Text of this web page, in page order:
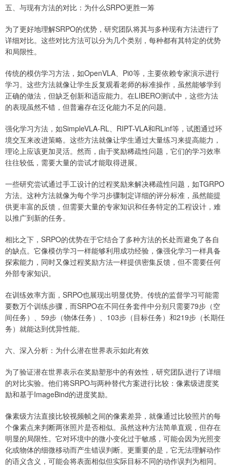
五、与现有方法的对比：为什么SRPO更胜一筹
为了更好地理解SRPO的优势，研究团队将其与多种现有方法进行了
详细对比。这些对比方法可以分为几个类别，每种都有其特定的优势
和局限性。
传统的模仿学习方法，如OpenVLA、Pi0等，主要依赖专家演示进行
学习。这些方法就像让学生反复观看老师的标准操作，虽然能够学到
正确的做法，但缺乏创新和适应能力。在LIBERO测试中，这些方法
的表现虽然不错，但普遍存在泛化能力不足的问题。
强化学习方法，如SimpleVLA-RL、RIPT-VLA和RLinf等，试图通过环
境交互来改进策略。这些方法就像让学生通过大量练习来提高能力，
理论上应该更加灵活。然而，由于奖励稀疏性问题，它们的学习效率
往往较低，需要大量的尝试才能取得进展。
一些研究尝试通过手工设计的过程奖励来解决稀疏性问题，如TGRPO
方法。这种方法就像为每个学习步骤制定详细的评分标准，虽然能提
供更丰富的反馈，但需要大量的专家知识和任务特定的工程设计，难
以推广到新的任务。
相比之下，SRPO的优势在于它结合了多种方法的长处而避免了各自
的缺点。它像模仿学习一样能够利用成功经验，像强化学习一样具备
探索能力，同时又像过程奖励方法一样提供密集反馈，但不需要任何
外部专家知识。
在训练效率方面，SRPO也展现出明显优势。传统的监督学习可能需
要数万个训练步骤，而SRPO在不同任务套件中分别只需要79步（空
间任务）、59步（物体任务）、103步（目标任务）和219步（长期任
务）就能达到优异性能。
六、深入分析：为什么潜在世界表示如此有效
为了验证潜在世界表示在奖励塑形中的有效性，研究团队进行了详细
的对比实验。他们将SRPO与两种替代方案进行比较：像素级进度奖
励和基于ImageBind的进度奖励。
像素级方法直接比较视频帧之间的像素差异，就像通过比较照片的每
个像素点来判断两张照片是否相似。虽然这种方法简单直观，但存在
明显的局限性。它对环境中的微小变化过于敏感，可能会因为光照变
化或物体的细微移动而产生错误判断。更重要的是，它无法理解动作
的语义含义，可能会将表面相似但实际目标不同的动作误判为相同。